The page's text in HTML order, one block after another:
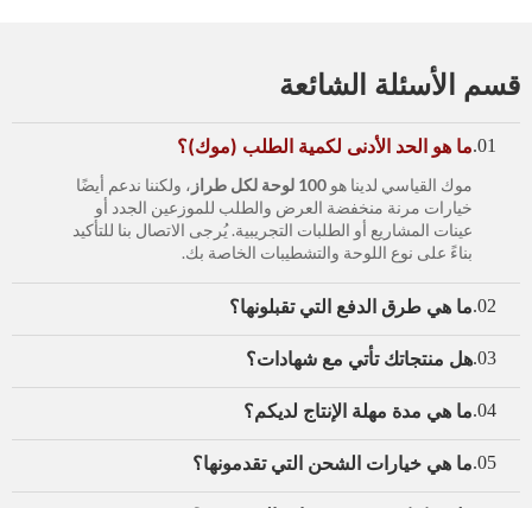
قسم الأسئلة الشائعة
01. ما هو الحد الأدنى لكمية الطلب (موك)؟
موك القياسي لدينا هو 100 لوحة لكل طراز
، ولكننا ندعم أيضًا
خيارات مرنة منخفضة العرض والطلب للموزعين الجدد أو
عينات المشاريع أو الطلبات التجريبية. يُرجى الاتصال بنا للتأكيد
بناءً على نوع اللوحة والتشطيبات الخاصة بك.
02. ما هي طرق الدفع التي تقبلونها؟
03. هل منتجاتك تأتي مع شهادات؟
04. ما هي مدة مهلة الإنتاج لديكم؟
05. ما هي خيارات الشحن التي تقدمونها؟